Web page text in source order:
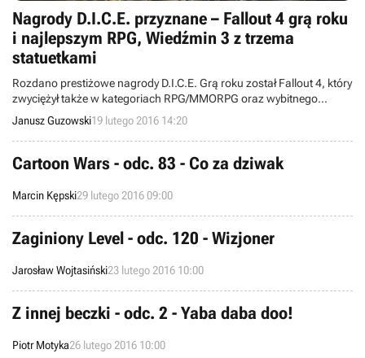
Nagrody D.I.C.E. przyznane – Fallout 4 grą roku
i najlepszym RPG, Wiedźmin 3 z trzema
statuetkami
Rozdano prestiżowe nagrody D.I.C.E. Grą roku został Fallout 4, który
zwyciężył także w kategoriach RPG/MMORPG oraz wybitnego
osiągnięcia w zakresie reżyserii. Po trzy statuetki zdobyły również
Wiedźmin 3: Dziki Gon, Rocket League oraz Ori and the Blind Forest.
Janusz Guzowski19 lutego 2016 14:20
Cartoon Wars - odc. 83 - Co za dziwak
Marcin Kępski29 lutego 2016 09:00
Zaginiony Level - odc. 120 - Wizjoner
Jarosław Wojtasiński23 lutego 2016 10:00
Z innej beczki - odc. 2 - Yaba daba doo!
Piotr Motyka26 lutego 2016 10:00